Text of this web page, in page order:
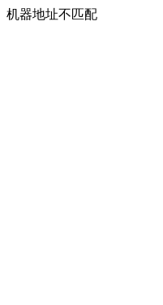
机器地址不匹配